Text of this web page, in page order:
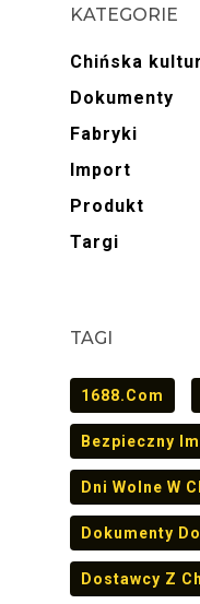
KATEGORIE
Chińska
Dokumenty
Fabryki
Import
Produkt
Targi
TAGI
1688.com
Bezpieczny
Dni Wolne W
Dokumenty
Dostawcy Z